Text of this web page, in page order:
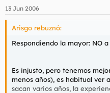
13 Jun 2006
Arisgo rebuznó:
Respondiendo la mayor: NO
Es injusto, pero tenemos
menos años), es habitual ver
sacan varios años, la